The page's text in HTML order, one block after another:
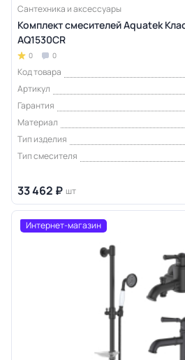
Сантехника и аксессуары
Комплект смесителей Aquatek
AQ1530CR
0 0
Код товара
Артикул
Гарантия
Материал
Тип изделия
Тип смесителя
33 462 ₽ шт
Интернет-магазин